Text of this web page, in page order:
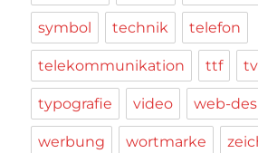
symbol technik telefon
telekommunikation ttf tv
typografie video web-
werbung wortmarke